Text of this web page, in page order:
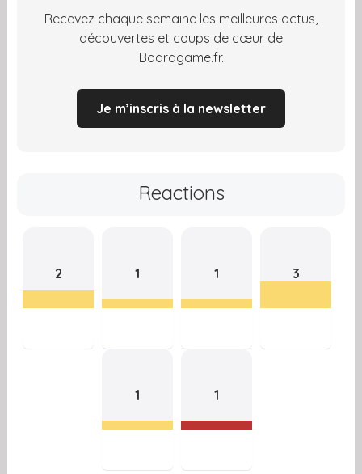
Recevez chaque semaine les meilleures actus,
découvertes et coups de cœur de
Boardgame.fr.
Je m’inscris à la newsletter
Reactions
2 1 1 3
1 1